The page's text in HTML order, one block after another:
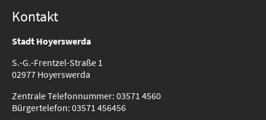
Kontakt
Stadt Hoyerswerda
S.-G.-Frentzel-Straße 1
02977 Hoyerswerda
Zentrale Telefonnummer: 03571 4560
Bürgertelefon: 03571 456456